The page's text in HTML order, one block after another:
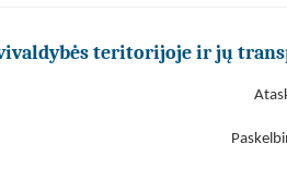
teritorijoje ir jų